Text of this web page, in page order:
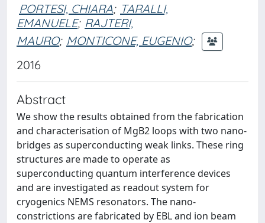
PORTESI, CHIARA; TARALLI,
EMANUELE; RAJTERI,
MAURO; MONTICONE, EUGENIO;
2016
Abstract
We show the results obtained from the fabrication
and characterisation of MgB2 loops with two nano-
bridges as superconducting weak links. These ring
structures are made to operate as
superconducting quantum interference devices
and are investigated as readout system for
cryogenics NEMS resonators. The nano-
constrictions are fabricated by EBL and ion beam